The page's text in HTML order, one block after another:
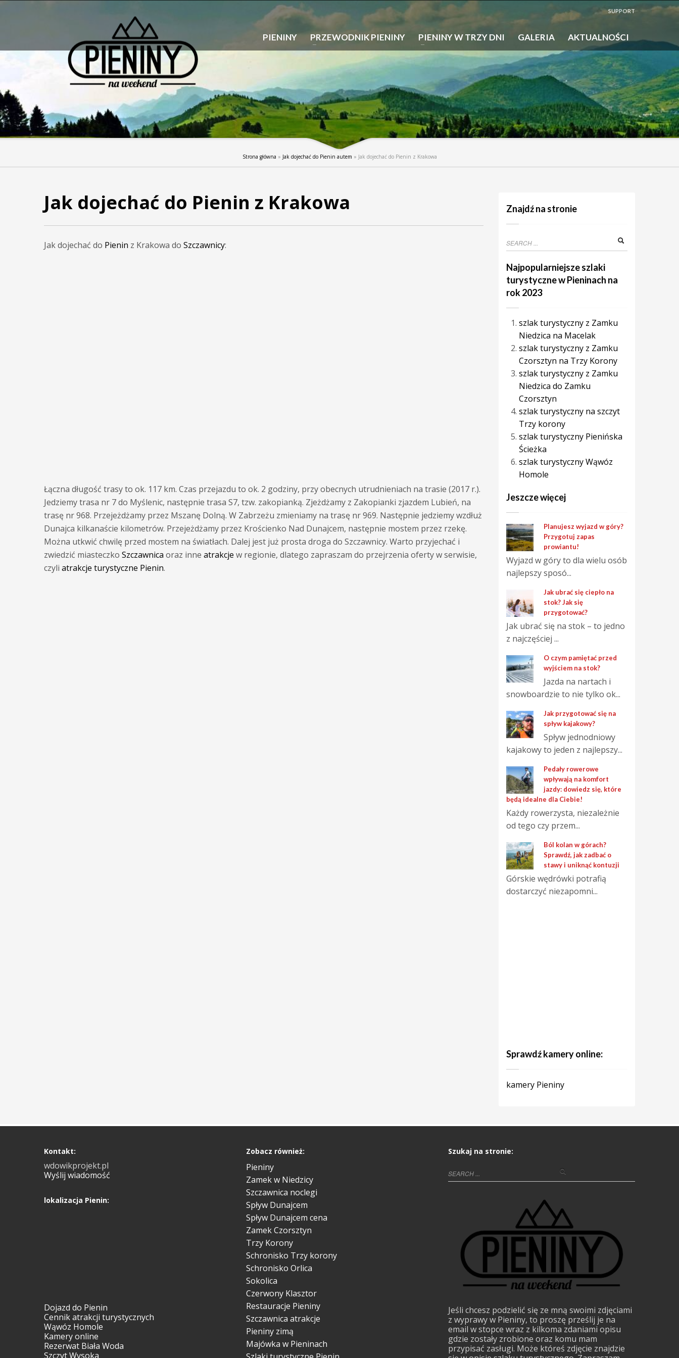
SUPPORT
PIENINY PRZEWODNIK PIENINY PIENINY W TRZY DNI GALERIA AKTUALNOŚCI
Strona główna » Jak dojechać do Pienin autem » Jak dojechać do Pienin z Krakowa
Jak dojechać do Pienin z Krakowa
Jak dojechać do Pienin z Krakowa do Szczawnicy:
Łączna długość trasy to ok. 117 km. Czas przejazdu to ok. 2 godziny, przy obecnych utrudnieniach na trasie (2017 r.).
Jedziemy trasa nr 7 do Myślenic, następnie trasa S7, tzw. zakopianką. Zjeżdżamy z Zakopianki zjazdem Lubień, na
trasę nr 968. Przejeżdżamy przez Mszanę Dolną. W Zabrzeżu zmieniamy na trasę nr 969. Następnie jedziemy wzdłuż
Dunajca kilkanaście kilometrów. Przejeżdżamy przez Krościenko Nad Dunajcem, następnie mostem przez rzekę.
Można utkwić chwilę przed mostem na światłach. Dalej jest już prosta droga do Szczawnicy. Warto przyjechać i
zwiedzić miasteczko Szczawnica oraz inne atrakcje w regionie, dlatego zapraszam do przejrzenia oferty w serwisie,
czyli atrakcje turystyczne Pienin.
Znajdź na stronie
Najpopularniejsze szlaki
turystyczne w Pieninach na
rok 2023
szlak turystyczny z Zamku
Niedzica na Macelak
szlak turystyczny z Zamku
Czorsztyn na Trzy Korony
szlak turystyczny z Zamku
Niedzica do Zamku
Czorsztyn
szlak turystyczny na szczyt
Trzy korony
szlak turystyczny Pienińska
Ścieżka
szlak turystyczny Wąwóz
Homole
Jeszcze więcej
Planujesz wyjazd w góry?
Przygotuj zapas
prowiantu!
Wyjazd w góry to dla wielu osób
najlepszy sposó...
Jak ubrać się ciepło na
stok? Jak się
przygotować?
Jak ubrać się na stok – to jedno
z najczęściej ...
O czym pamiętać przed
wyjściem na stok?
Jazda na nartach i
snowboardzie to nie tylko ok...
Jak przygotować się na
spływ kajakowy?
Spływ jednodniowy
kajakowy to jeden z najlepszy...
Pedały rowerowe
wpływają na komfort
jazdy: dowiedz się, które
będą idealne dla Ciebie!
Każdy rowerzysta, niezależnie
od tego czy przem...
Ból kolan w górach?
Sprawdź, jak zadbać o
stawy i uniknąć kontuzji
Górskie wędrówki potrafią
dostarczyć niezapomni...
Sprawdź kamery online:
kamery Pieniny
Kontakt:
wdowikprojekt.pl
Wyślij wiadomość
lokalizacja Pienin:
Dojazd do Pienin
Cennik atrakcji turystycznych
Wąwóz Homole
Kamery online
Rezerwat Biała Woda
Szczyt Wysoka
Zobacz również:
Pieniny
Zamek w Niedzicy
Szczawnica noclegi
Spływ Dunajcem
Spływ Dunajcem cena
Zamek Czorsztyn
Trzy Korony
Schronisko Trzy korony
Schronisko Orlica
Sokolica
Czerwony Klasztor
Restauracje Pieniny
Szczawnica atrakcje
Pieniny zimą
Majówka w Pieninach
Szukaj na stronie:
Jeśli chcesz podzielić się ze mną swoimi zdjęciami
z wyprawy w Pieniny, to proszę prześlij je na
email w stopce wraz z kilkoma zdaniami opisu
gdzie zostały zrobione oraz komu mam
przypisać zasługi. Może któreś zdjęcie znajdzie